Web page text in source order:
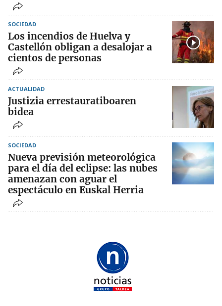
SOCIEDAD
Los incendios de Huelva y
Castellón obligan a desalojar a
cientos de personas
ACTUALIDAD
Justizia errestauratiboaren
bidea
SOCIEDAD
Nueva previsión meteorológica
para el día del eclipse: las nubes
amenazan con aguar el
espectáculo en Euskal Herria